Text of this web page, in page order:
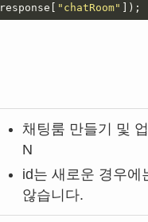
response [ "chatRoom" ] ) ;
채팅룸 만들기 및
N
id는 새로운 경우에
않습니다.